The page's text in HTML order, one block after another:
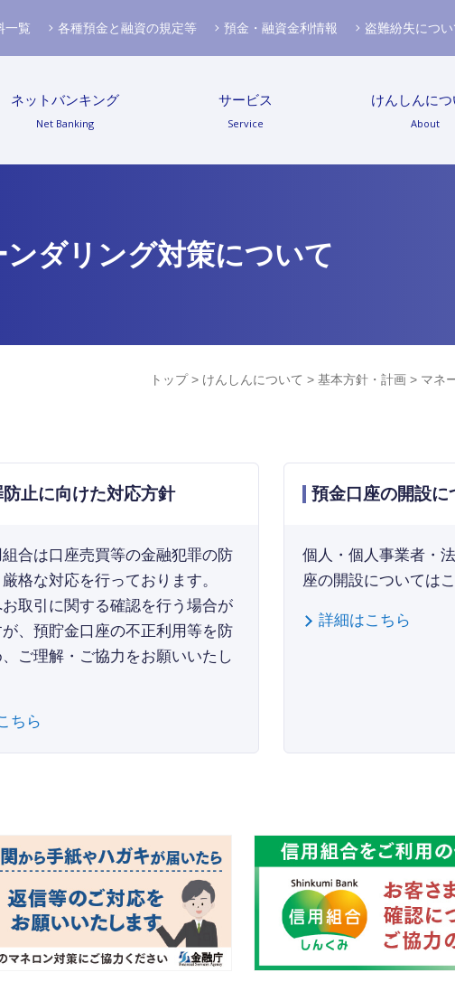
ネットバンキング
Net Banking
サービス
Service
けんしんにつ
About
一覧 各種預金と融資の規定等 預金・融資金利情報 盗難紛失につい
ダリング対策について
トップ> けんしんについて > 基本方針・計画 > マネ
止に向けた対応方針
合は口座売買等の金融犯罪の防
格な対応を行っております。
取引に関する確認を行う場合が
、預貯金口座の不正利用等を防
ご理解・ご協力をお願いいたし
ちら
預金口座の開設に
個人・個人事業者・
座の開設については
詳細はこちら